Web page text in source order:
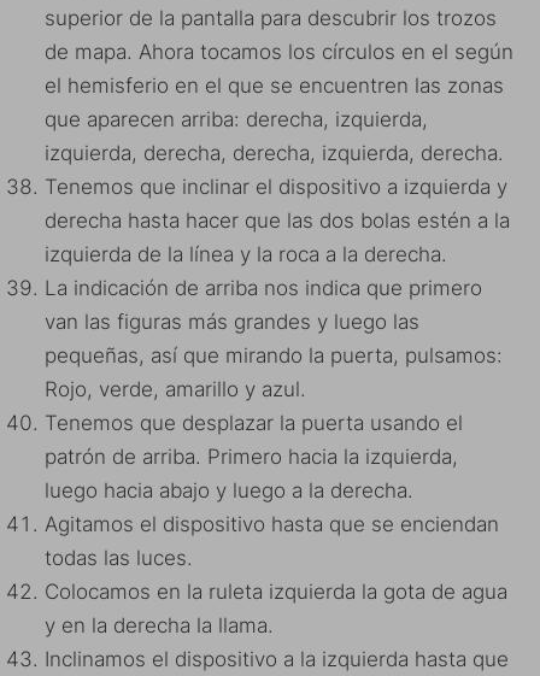
superior de la pantalla para descubrir los trozos
de mapa. Ahora tocamos los círculos en el según
el hemisferio en el que se encuentren las zonas
que aparecen arriba: derecha, izquierda,
izquierda, derecha, derecha, izquierda, derecha.
Tenemos que inclinar el dispositivo a izquierda y
derecha hasta hacer que las dos bolas estén a la
izquierda de la línea y la roca a la derecha.
La indicación de arriba nos indica que primero
van las figuras más grandes y luego las
pequeñas, así que mirando la puerta, pulsamos:
Rojo, verde, amarillo y azul.
Tenemos que desplazar la puerta usando el
patrón de arriba. Primero hacia la izquierda,
luego hacia abajo y luego a la derecha.
Agitamos el dispositivo hasta que se enciendan
todas las luces.
Colocamos en la ruleta izquierda la gota de agua
y en la derecha la llama.
Inclinamos el dispositivo a la izquierda hasta que